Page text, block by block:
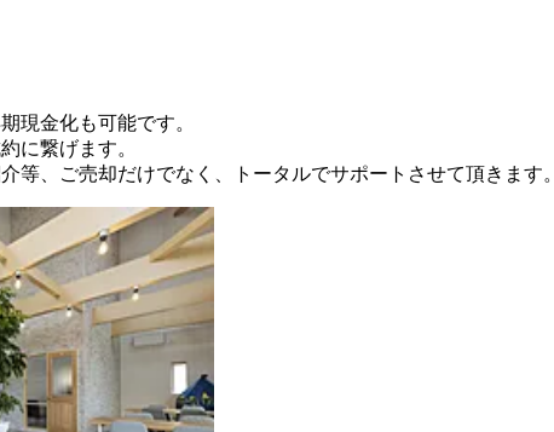
現金化も可能です。
に繋げます。
等、ご売却だけでなく、トータルでサポートさせて頂きます。